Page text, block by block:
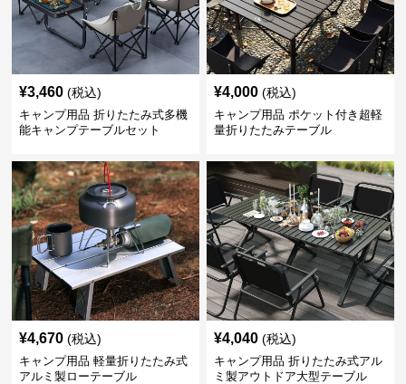
¥3,460 (税込)
キャンプ用品 折りたたみ式多機
能キャンプテーブルセット
¥4,000 (税込)
キャンプ用品 ポケット付き超軽
量折りたたみテーブル
¥4,670 (税込)
キャンプ用品 軽量折りたたみ式
アルミ製ローテーブル
¥4,040 (税込)
キャンプ用品 折りたたみ式アル
ミ製アウトドア大型テーブル